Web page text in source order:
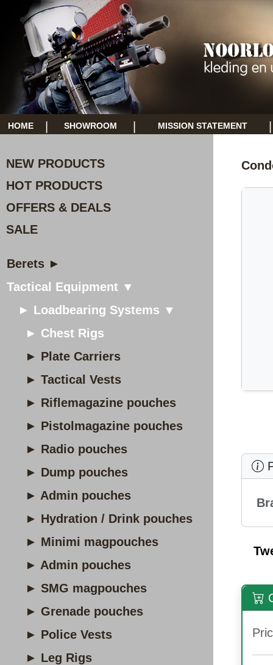
HOME SHOWROOM MISSION STATEMENT
NEW PRODUCTS
HOT PRODUCTS
OFFERS & DEALS
SALE
Berets ►
Tactical Equipment ▼
► Loadbearing Systems ▼
► Chest Rigs
► Plate Carriers
► Tactical Vests
► Riflemagazine pouches
► Pistolmagazine pouches
► Radio pouches
► Dump pouches
► Admin pouches
► Hydration / Drink pouches
► Minimi magpouches
► Admin pouches
► SMG magpouches
► Grenade pouches
► Police Vests
► Leg Rigs